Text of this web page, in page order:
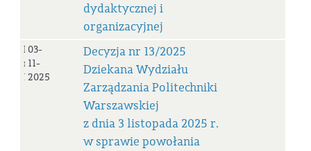
dydaktycznej i
organizacyjnej
Decyzja
nr
13_2025
03-
11-
2025
Decyzja nr 13/2025
Dziekana Wydziału
Zarządzania Politechniki
Warszawskiej
z dnia 3 listopada 2025 r.
w sprawie powołania